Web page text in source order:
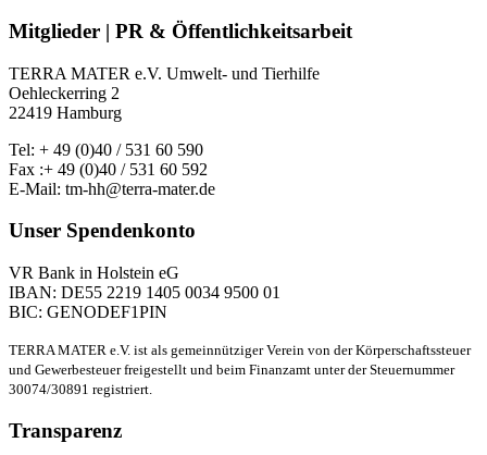
Mitglieder | PR & Öffentlichkeitsarbeit
TERRA MATER e.V. Umwelt- und Tierhilfe
Oehleckerring 2
22419 Hamburg
Tel: + 49 (0)40 / 531 60 590
Fax :+ 49 (0)40 / 531 60 592
E-Mail: tm-hh@terra-mater.de
Unser Spendenkonto
VR Bank in Holstein eG
IBAN: DE55 2219 1405 0034 9500 01
BIC: GENODEF1PIN
TERRA MATER e.V. ist als gemeinnütziger Verein von der Körperschaftssteuer
und Gewerbesteuer freigestellt und beim Finanzamt unter der Steuernummer
30074/30891 registriert.
Transparenz